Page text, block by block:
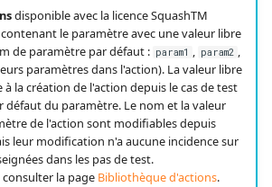
SquashTM Premium
Tuleap Bugtracker
Workflow
Jira
Xsquash4GitLab
disponible avec la licence SquashTM
le paramètre avec une valeur libre
de paramètre par défaut : param1 , param2 ,
paramètres dans l'action). La valeur libre
la création de l'action depuis le cas de test
défaut du paramètre. Le nom et la valeur
de l'action sont modifiables depuis
leur modification n'a aucune incidence sur
dans les pas de test.
la page Bibliothèque d'actions.